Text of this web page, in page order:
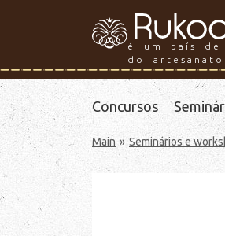
é um país de
do artesanato
Concursos
Main Seminários e